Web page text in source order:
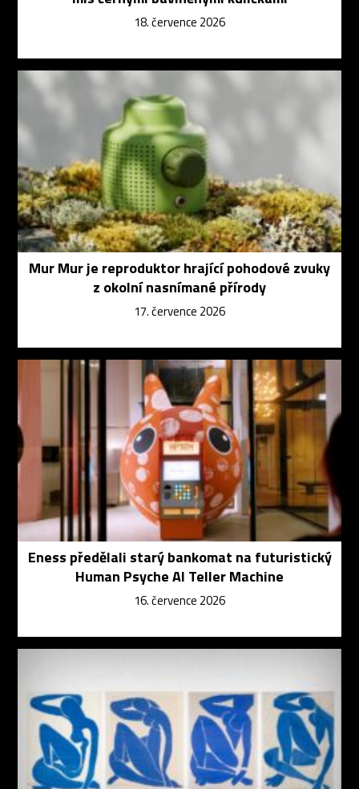
18. července 2026
Mur Mur je reproduktor hrající pohodové zvuky
z okolní nasnímané přírody
17. července 2026
Eness předělali starý bankomat na futuristický
Human Psyche AI Teller Machine
16. července 2026